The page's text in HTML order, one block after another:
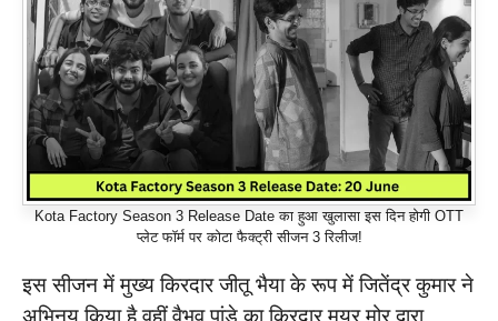
Kota Factory Season 3 Release Date का हुआ खुलासा इस दिन होगी OTT
प्लेट फॉर्म पर कोटा फैक्ट्री सीजन 3 रिलीज!
इस सीजन में मुख्य किरदार जीतू भैया के रूप में जितेंद्र कुमार ने
अभिनय किया है वहीं वैभव पांडे का किरदार मयूर मोर द्वारा